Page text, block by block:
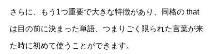
さらに、もう1つ重要で大きな特徴があり、同格の that
は目の前に決まった単語、つまりごく限られた言葉が来
た時に初めて使うことができます。